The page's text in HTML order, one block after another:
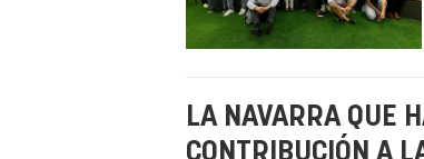
LA NAVARRA QUE
CONTRIBUCIÓN A